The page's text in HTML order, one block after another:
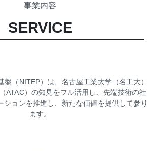
事業内容
SERVICE
盤（NITEP）は、名古屋工業大学（名工大）
ATAC）の知見をフル活用し、先端技術の社
ションを推進し、新たな価値を提供して参り
ます。